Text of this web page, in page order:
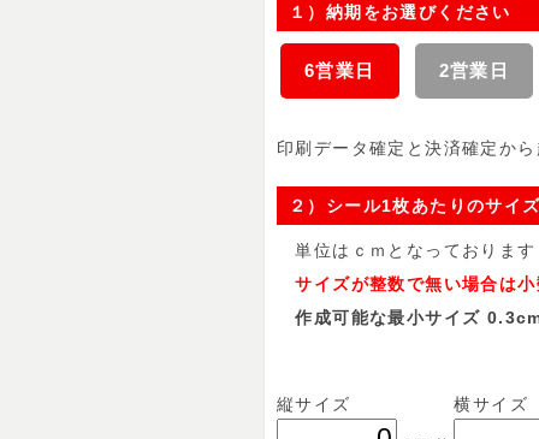
１）納期をお選びください
6営業日 2営業日
印刷データ確定と決済確定か
２）シール1枚あたりのサイ
単位はｃｍとなっております
サイズが整数で無い場合は
作成可能な最小サイズ
縦サイズ
横サイズ